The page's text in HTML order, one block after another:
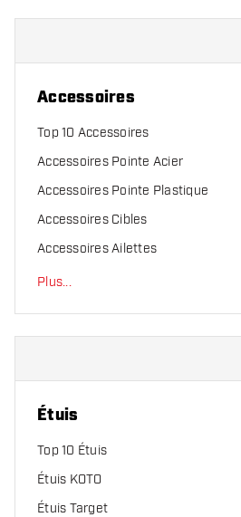
Accessoires
Top 10 Accessoires
Accessoires Pointe Acier
Accessoires Pointe Plastique
Accessoires Cibles
Accessoires Ailettes
Plus...
Étuis
Top 10 Étuis
Étuis KOTO
Étuis Target